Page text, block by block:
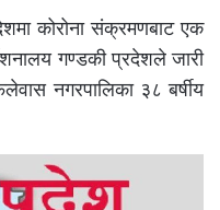
कोरोना संक्रमणबाट एक
गण्डकी प्रदेशले जारी
नगरपालिका ३८ बर्षीय